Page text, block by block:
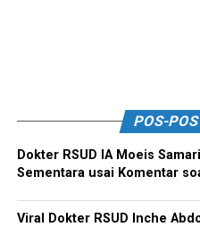
POS-
Dokter RSUD IA Moeis
Sementara usai Komentar
Viral Dokter RSUD Inche